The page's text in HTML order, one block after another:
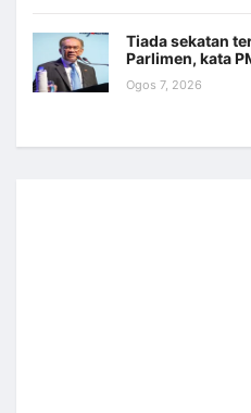
Tiada sekatan
Parlimen, kata
Ogos 7, 2026